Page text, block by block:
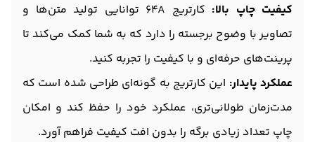
کیفیت چاپ بالا:
کارتریج 64A توانایی تولید متن‌ها و
تصاویر با وضوح برجسته را دارد که به شما کمک می‌کند تا
پرینت‌های حرفه‌ای و با کیفیت را تجربه کنید.
عملکرد پایدار: این کارتریج به گونه‌ای طراحی شده است که
مدت‌زمان طولانی‌تری، عملکرد خود را حفظ کند و امکان
چاپ تعداد زیادی برگه را بدون افت کیفیت فراهم آورد.